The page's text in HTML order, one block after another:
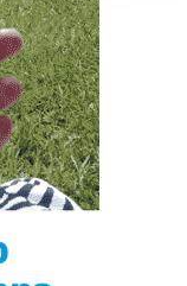
beste,
eta eduki
eta edukia
biltzeko eta
eta zertarako
eta beren
dira. Ikusi gure